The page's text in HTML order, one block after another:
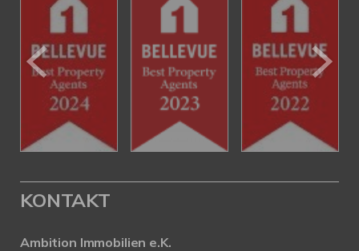
KONTAKT
Ambition Immobilien e.K.